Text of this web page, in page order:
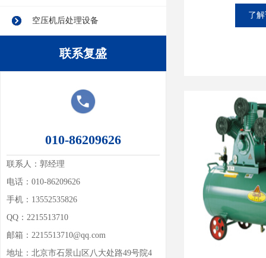
空压机后处理设备
联系复盛
010-86209626
联系人： 郭经理
电话：010-86209626
手机：13552535826
QQ： 2215513710
邮箱： 2215513710@qq.com
地址： 北京市石景山区八大处路49号院4
了